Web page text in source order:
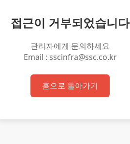
접근이 거부되었습니다
관리자에게 문의하세요
Email : sscinfra@ssc.co.kr
홈으로 돌아가기